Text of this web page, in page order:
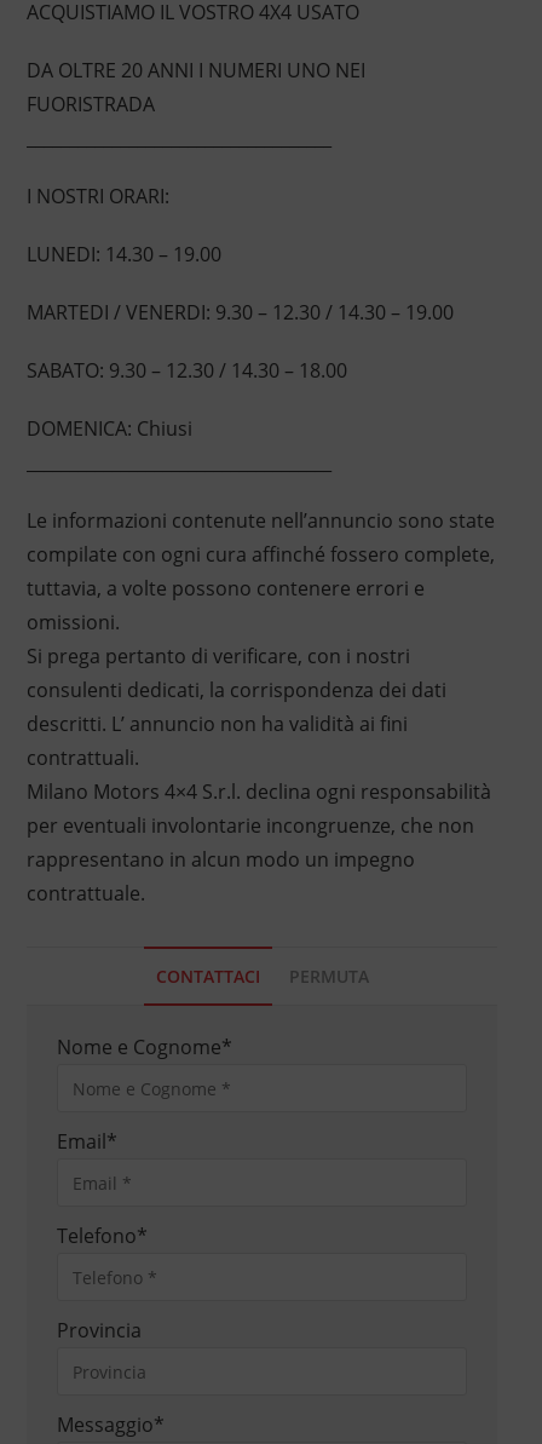
ACQUISTIAMO IL VOSTRO 4X4 USATO
DA OLTRE 20 ANNI I NUMERI UNO NEI
FUORISTRADA
I NOSTRI ORARI:
LUNEDI: 14.30 – 19.00
MARTEDI / VENERDI: 9.30 – 12.30 / 14.30 – 19.00
SABATO: 9.30 – 12.30 / 14.30 – 18.00
DOMENICA: Chiusi
Le informazioni contenute nell’annuncio sono state
compilate con ogni cura affinché fossero complete,
tuttavia, a volte possono contenere errori e
omissioni.
Si prega pertanto di verificare, con i nostri
consulenti dedicati, la corrispondenza dei dati
descritti. L’ annuncio non ha validità ai fini
contrattuali.
Milano Motors 4×4 S.r.l. declina ogni responsabilità
per eventuali involontarie incongruenze, che non
rappresentano in alcun modo un impegno
contrattuale.
CONTATTACI PERMUTA
Nome e Cognome*
Email*
Telefono*
Provincia
Messaggio*